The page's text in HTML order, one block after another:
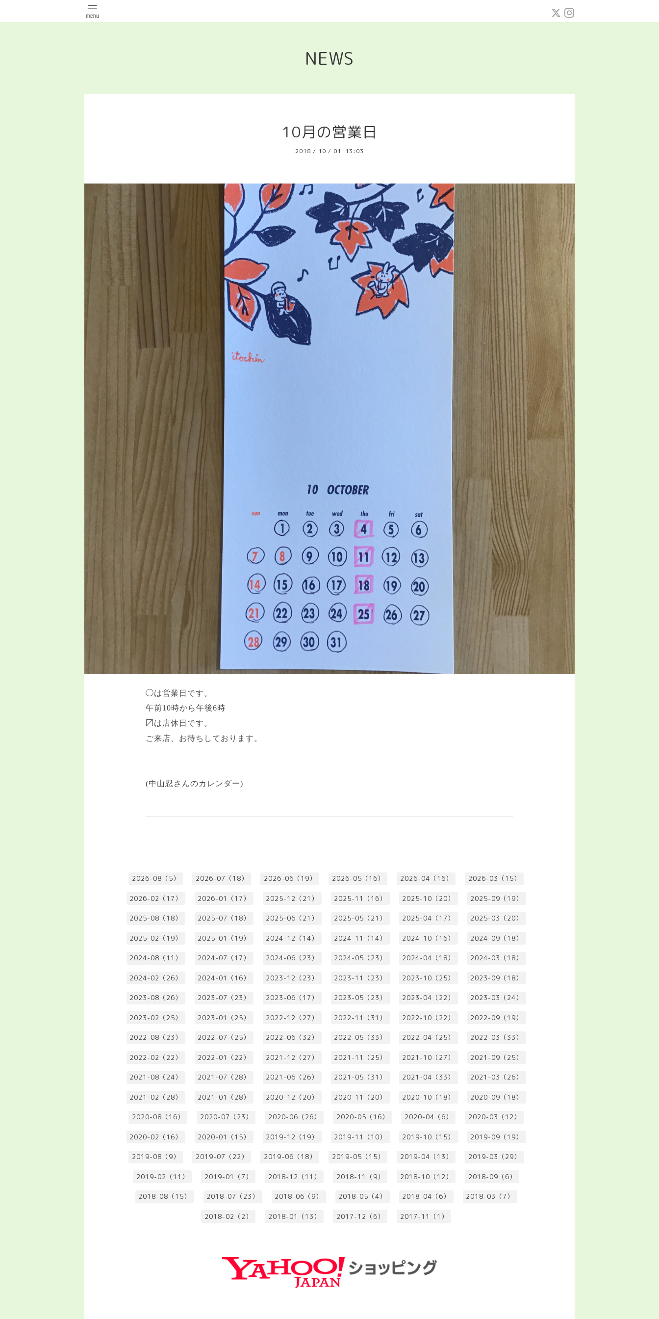
NEWS
10月の営業日
2018 / 10 / 01 13:03
◯は営業日です。
午前10時から午後6時
〼は店休日です。
ご来店、お待ちしております。
(中山忍さんのカレンダー)
2026-08（5） 2026-07（18） 2026-06（19） 2026-05（16） 2026-04（16） 2026-03（15）
2026-02（17） 2026-01（17） 2025-12（21） 2025-11（16） 2025-10（20） 2025-09（19）
2025-08（18） 2025-07（18） 2025-06（21） 2025-05（21） 2025-04（17） 2025-03（20）
2025-02（19） 2025-01（19） 2024-12（14） 2024-11（14） 2024-10（16） 2024-09（18）
2024-08（11） 2024-07（17） 2024-06（23） 2024-05（23） 2024-04（18） 2024-03（18）
2024-02（26） 2024-01（16） 2023-12（23） 2023-11（23） 2023-10（25） 2023-09（18）
2023-08（26） 2023-07（23） 2023-06（17） 2023-05（23） 2023-04（22） 2023-03（24）
2023-02（25） 2023-01（25） 2022-12（27） 2022-11（31） 2022-10（22） 2022-09（19）
2022-08（23） 2022-07（25） 2022-06（32） 2022-05（33） 2022-04（25） 2022-03（33）
2022-02（22） 2022-01（22） 2021-12（27） 2021-11（25） 2021-10（27） 2021-09（25）
2021-08（24） 2021-07（28） 2021-06（26） 2021-05（31） 2021-04（33） 2021-03（26）
2021-02（28） 2021-01（28） 2020-12（20） 2020-11（20） 2020-10（18） 2020-09（18）
2020-08（16） 2020-07（23） 2020-06（26） 2020-05（16） 2020-04（6） 2020-03（12）
2020-02（16） 2020-01（15） 2019-12（19） 2019-11（10） 2019-10（15） 2019-09（19）
2019-08（9） 2019-07（22） 2019-06（18） 2019-05（15） 2019-04（13） 2019-03（29）
2019-02（11） 2019-01（7） 2018-12（11） 2018-11（9） 2018-10（12） 2018-09（6）
2018-08（15） 2018-07（23） 2018-06（9） 2018-05（4） 2018-04（6） 2018-03（7）
2018-02（2） 2018-01（13） 2017-12（6） 2017-11（1）